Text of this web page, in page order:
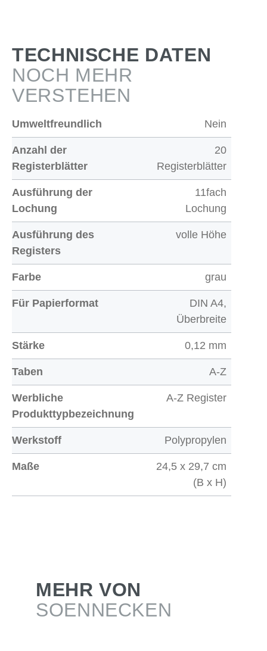
TECHNISCHE DATEN
NOCH MEHR
VERSTEHEN
Umweltfreundlich Nein
Anzahl der
Registerblätter
20
Registerblätter
Ausführung der
Lochung
11fach
Lochung
Ausführung des
Registers
volle Höhe
Farbe grau
Für Papierformat
DIN A4,
Überbreite
Stärke 0,12 mm
Taben A-Z
Werbliche
Produkttypbezeichnung
A-Z Register
Werkstoff Polypropylen
Maße
24,5 x 29,7 cm
(B x H)
MEHR VON
SOENNECKEN